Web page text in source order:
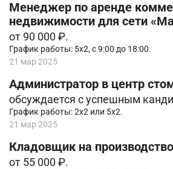
Менеджер по аренде
недвижимости для сети
от 90 000 ₽.
График работы: 5х2, с 9:00 до 18:00.
21 мар 2025
Администратор в центр
обсуждается с успешным
График работы: 2х2 или 5х2.
21 мар 2025
Кладовщик на производство
от 55 000 ₽.